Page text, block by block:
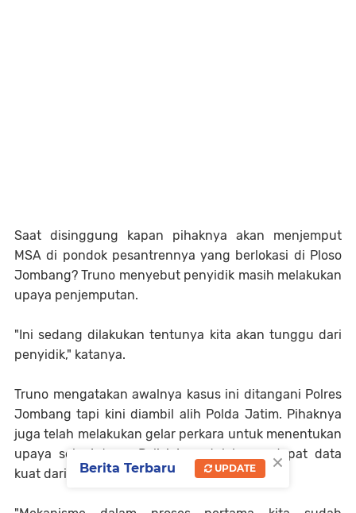
Saat disinggung kapan pihaknya akan menjemput
MSA di pondok pesantrennya yang berlokasi di Ploso
Jombang? Truno menyebut penyidik masih melakukan
upaya penjemputan.
"Ini sedang dilakukan tentunya kita akan tunggu dari
penyidik," katanya.
Truno mengatakan awalnya kasus ini ditangani Polres
Jombang tapi kini diambil alih Polda Jatim. Pihaknya
juga telah melakukan gelar perkara untuk menentukan
upaya selanjutnya. Polisi juga telah mendapat data
kuat dari pemeriksaan 10 saksi.
×
Berita Terbaru UPDATE